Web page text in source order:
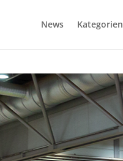
News Kategorien